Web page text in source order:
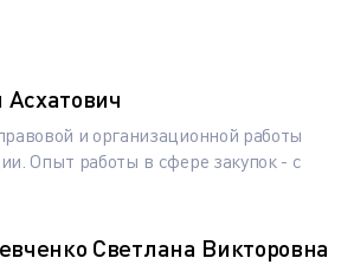
и организационной работы
Опыт работы в сфере закупок - с
Светлана Викторовна